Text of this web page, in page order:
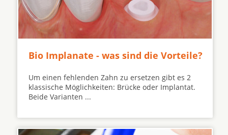
Bio Implanate - was sind die Vorteile?
Um einen fehlenden Zahn zu ersetzen gibt es 2
klassische Möglichkeiten: Brücke oder Implantat.
Beide Varianten ...